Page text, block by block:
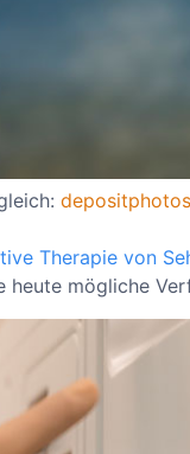
Therapie von
heute mögliche